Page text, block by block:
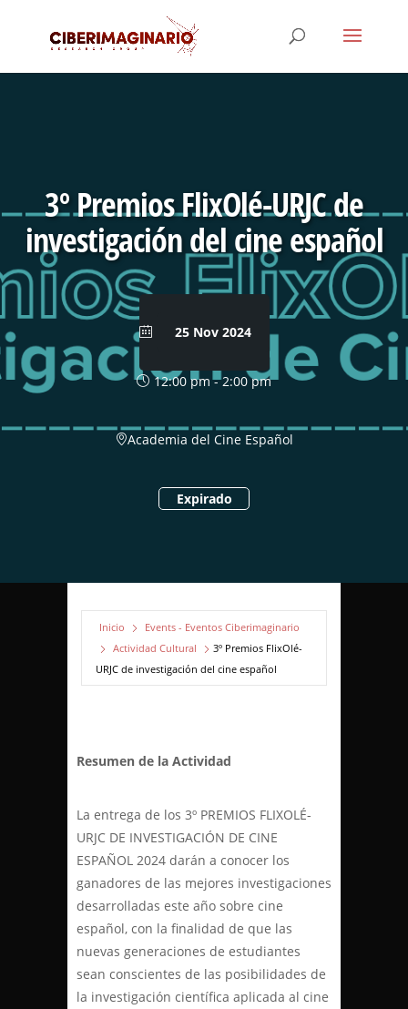
3º Premios FlixOlé-URJC de
investigación del cine español
25 Nov 2024
Expirado
12:00 pm - 2:00 pm
Academia del Cine Español
Inicio
Events - Eventos Ciberimaginario
Actividad Cultural
3º Premios FlixOlé-
URJC de investigación del cine español
Resumen de la Actividad
La entrega de los 3º PREMIOS FLIXOLÉ-
URJC DE INVESTIGACIÓN DE CINE
ESPAÑOL 2024 darán a conocer los
ganadores de las mejores investigaciones
desarrolladas este año sobre cine
español, con la finalidad de que las
nuevas generaciones de estudiantes
sean conscientes de las posibilidades de
la investigación científica aplicada al cine